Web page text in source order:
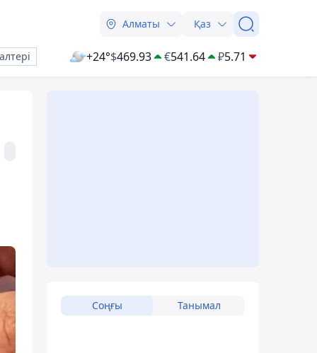
Алматы Қаз
+24°$469.93 €541.64 ₽5.71
Соңғы Танымал